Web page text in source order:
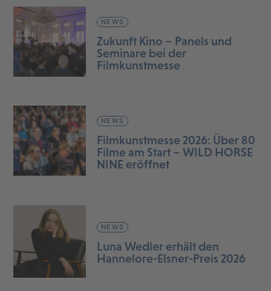
NEWS
Zukunft Kino – Panels und
Seminare bei der
Filmkunstmesse
NEWS
Filmkunstmesse 2026: Über 80
Filme am Start – WILD HORSE
NINE eröffnet
NEWS
Luna Wedler erhält den
Hannelore-Elsner-Preis 2026